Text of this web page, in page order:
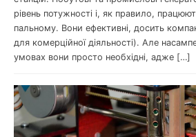
рівень потужності і, як правило,
пальному. Вони ефективні, досить
для комерційної діяльності). Але
умовах вони просто необхідні, адже […]